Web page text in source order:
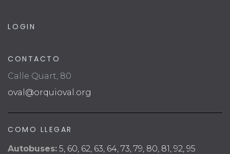
LOGIN
CONTACTO
Calle Quart, 80
oval@orquioval.org
COMO LLEGAR
Autobuses: 5, 60, 62, 63, 64, 73, 79, 80, 81, 92, 95